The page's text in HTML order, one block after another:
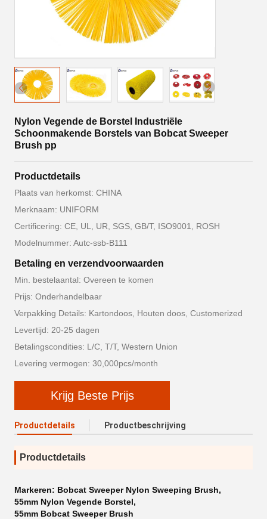
Nylon Vegende de Borstel Industriële
Schoonmakende Borstels van Bobcat Sweeper
Brush pp
Productdetails
Plaats van herkomst: CHINA
Merknaam: UNIFORM
Certificering: CE, UL, UR, SGS, GB/T, ISO9001, ROSH
Modelnummer: Autc-ssb-B111
Betaling en verzendvoorwaarden
Min. bestelaantal: Overeen te komen
Prijs: Onderhandelbaar
Verpakking Details: Kartondoos, Houten doos, Customerized
Levertijd: 20-25 dagen
Betalingscondities: L/C, T/T, Western Union
Levering vermogen: 30,000pcs/month
Krijg Beste Prijs
Productdetails Productbeschrijving
Productdetails
Markeren: Bobcat Sweeper Nylon Sweeping Brush,
55mm Nylon Vegende Borstel,
55mm Bobcat Sweeper Brush